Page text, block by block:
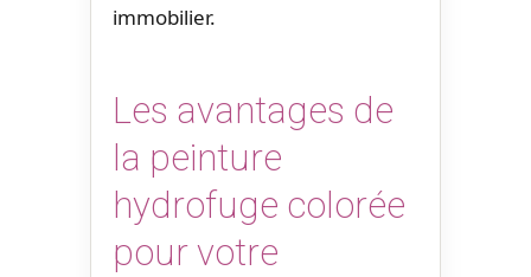
immobilier.
Les avantages de
la peinture
hydrofuge colorée
pour votre